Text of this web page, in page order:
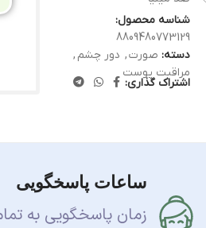
شناسه محصول:
8809480773129
دسته: صورت, دور چشم ,
مراقبت پوست
اشتراک گذاری:
ساعات پاسخگویی
زمان پاسخگویی به